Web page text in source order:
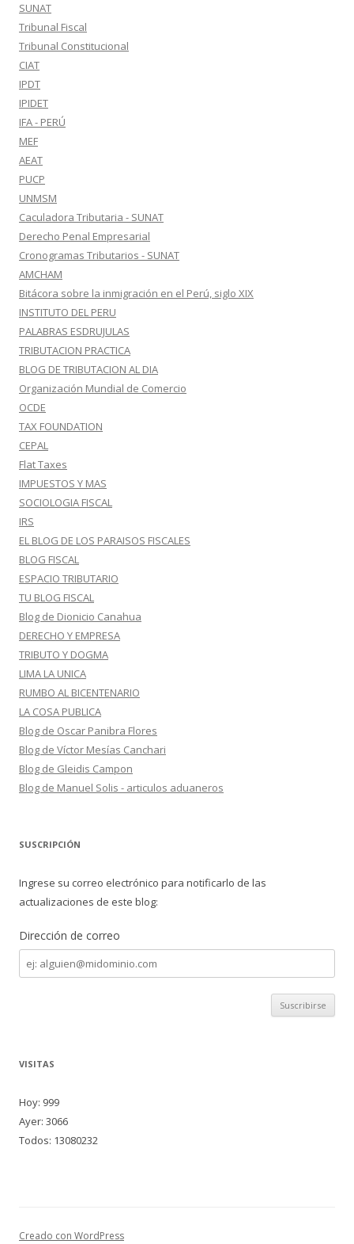
SUNAT
Tribunal Fiscal
Tribunal Constitucional
CIAT
IPDT
IPIDET
IFA - PERÚ
MEF
AEAT
PUCP
UNMSM
Caculadora Tributaria - SUNAT
Derecho Penal Empresarial
Cronogramas Tributarios - SUNAT
AMCHAM
Bitácora sobre la inmigración en el Perú, siglo XIX
INSTITUTO DEL PERU
PALABRAS ESDRUJULAS
TRIBUTACION PRACTICA
BLOG DE TRIBUTACION AL DIA
Organización Mundial de Comercio
OCDE
TAX FOUNDATION
CEPAL
Flat Taxes
IMPUESTOS Y MAS
SOCIOLOGIA FISCAL
IRS
EL BLOG DE LOS PARAISOS FISCALES
BLOG FISCAL
ESPACIO TRIBUTARIO
TU BLOG FISCAL
Blog de Dionicio Canahua
DERECHO Y EMPRESA
TRIBUTO Y DOGMA
LIMA LA UNICA
RUMBO AL BICENTENARIO
LA COSA PUBLICA
Blog de Oscar Panibra Flores
Blog de Víctor Mesías Canchari
Blog de Gleidis Campon
Blog de Manuel Solis - articulos aduaneros
SUSCRIPCIÓN
Ingrese su correo electrónico para notificarlo de las
actualizaciones de este blog:
Dirección de correo
Dirección
de
correo
VISITAS
Hoy: 999
Ayer: 3066
Todos: 13080232
Creado con WordPress